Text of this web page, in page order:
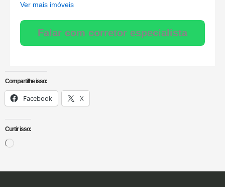
Ver mais imóveis
Falar com corretor especialista
Compartilhe isso:
Facebook X
Curtir isso: